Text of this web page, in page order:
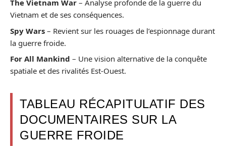
The Vietnam War – Analyse profonde de la guerre du
Vietnam et de ses conséquences.
Spy Wars – Revient sur les rouages de l’espionnage durant
la guerre froide.
For All Mankind – Une vision alternative de la conquête
spatiale et des rivalités Est-Ouest.
TABLEAU RÉCAPITULATIF DES
DOCUMENTAIRES SUR LA
GUERRE FROIDE